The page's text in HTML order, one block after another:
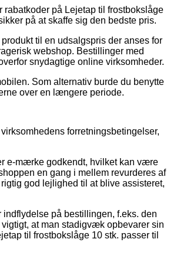
på Lejetap til frostbokslåge
på at skaffe sig den bedste pris.
til en udsalgspris der anses for
webshop. Bestillinger med
snydagtige online virksomheder.
Som alternativ burde du benytte
over en længere periode.
forretningsbetingelser,
e-mærke godkendt, hvilket kan være
en gang i mellem revurderes af
god lejlighed til at blive assisteret,
på bestillingen, f.eks. den
at man stadigvæk opbevarer sin
til frostbokslåge 10 stk. passer til